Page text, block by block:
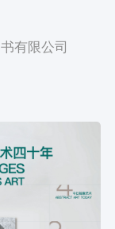
有限公司